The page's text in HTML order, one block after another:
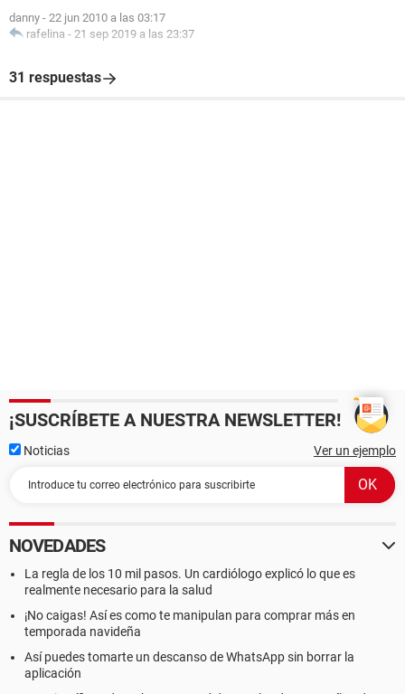
danny - 22 jun 2010 a las 03:17
rafelina - 21 sep 2019 a las 23:37
31 respuestas
¡SUSCRÍBETE A NUESTRA NEWSLETTER!
Noticias Ver un ejemplo
NOVEDADES
La regla de los 10 mil pasos. Un cardiólogo explicó lo que es
realmente necesario para la salud
¡No caigas! Así es como te manipulan para comprar más en
temporada navideña
Así puedes tomarte un descanso de WhatsApp sin borrar la
aplicación